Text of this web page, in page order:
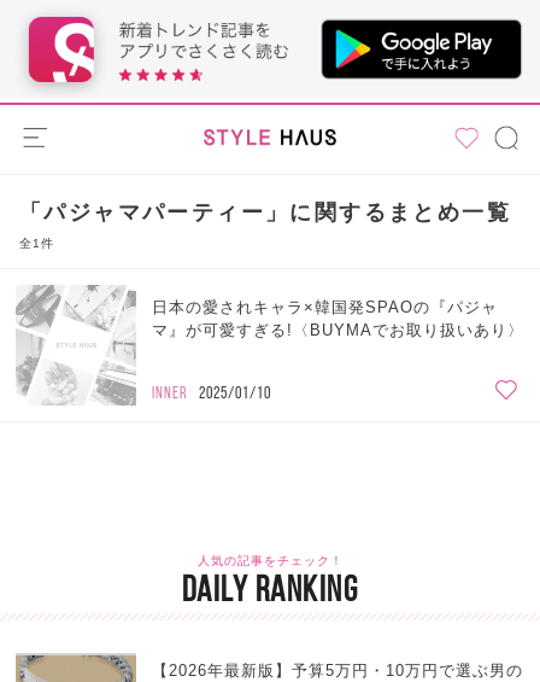
「パジャマパーティー」に関するまとめ一覧
全1件
日本の愛されキャラ×韓国発SPAOの『パジャ
マ』が可愛すぎる!〈BUYMAでお取り扱いあり〉
INNER 2025/01/10
人気の記事をチェック！
DAILY RANKING
【2026年最新版】予算5万円・10万円で選ぶ男の